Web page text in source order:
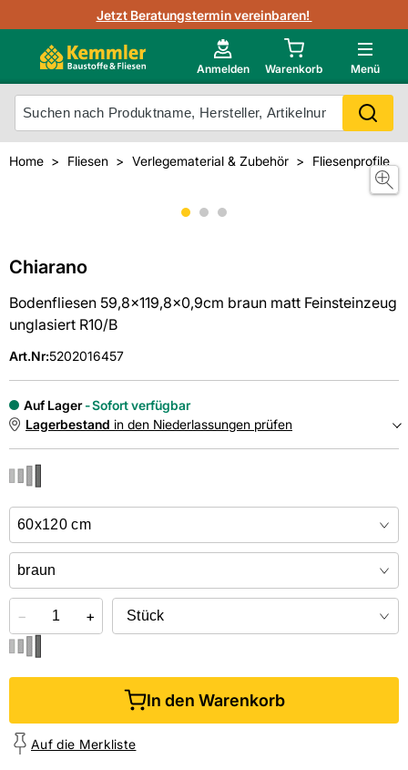
Jetzt Beratungstermin vereinbaren!
Anmelden Warenkorb Menü
3D-Raumvisualisierung
Kemmler-Partner
Ihr Fliesentyp
Fliesen-Kemmler AR-App
Highlight des Monats Fliesenserie Paladina
Gutjahr
Otto
Neu im Onlineshop?
Mein Konto
Home Fliesen Verlegematerial & Zubehör Fliesenprofile
Chiarano
Bodenfliesen 59,8x119,8x0,9cm braun matt Feinsteinzeug
unglasiert R10/B
Art.Nr:5202016457
Auf Lager
Sofort verfügbar
Lagerbestand in den Niederlassungen prüfen
Online kaufen &
− +
In den Warenkorb
Auf die Merkliste